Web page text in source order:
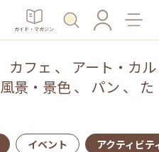
ガイド・マガジン
カフェ 、 アート・カル
風景・景色、 パン 、 た
イベント アクティビテ